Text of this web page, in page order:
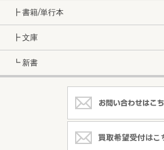
┣ 書籍/単行本
┣ 文庫
┗ 新書